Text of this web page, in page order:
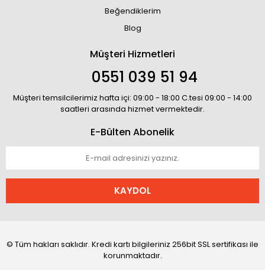
Beğendiklerim
Blog
Müşteri Hizmetleri
0551 039 51 94
Müşteri temsilcilerimiz hafta içi: 09:00 - 18:00 C.tesi 09:00 - 14:00
saatleri arasında hizmet vermektedir.
E-Bülten Abonelik
KAYDOL
© Tüm hakları saklıdır. Kredi kartı bilgileriniz 256bit SSL sertifikası ile
korunmaktadır.